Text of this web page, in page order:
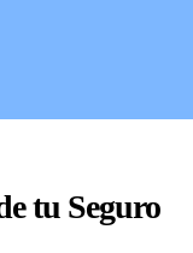
tu Seguro